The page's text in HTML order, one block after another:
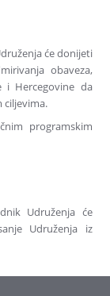
će donijeti
obaveza,
i Hercegovine da
ciljevima.
programskim
Udruženja će
Udruženja iz